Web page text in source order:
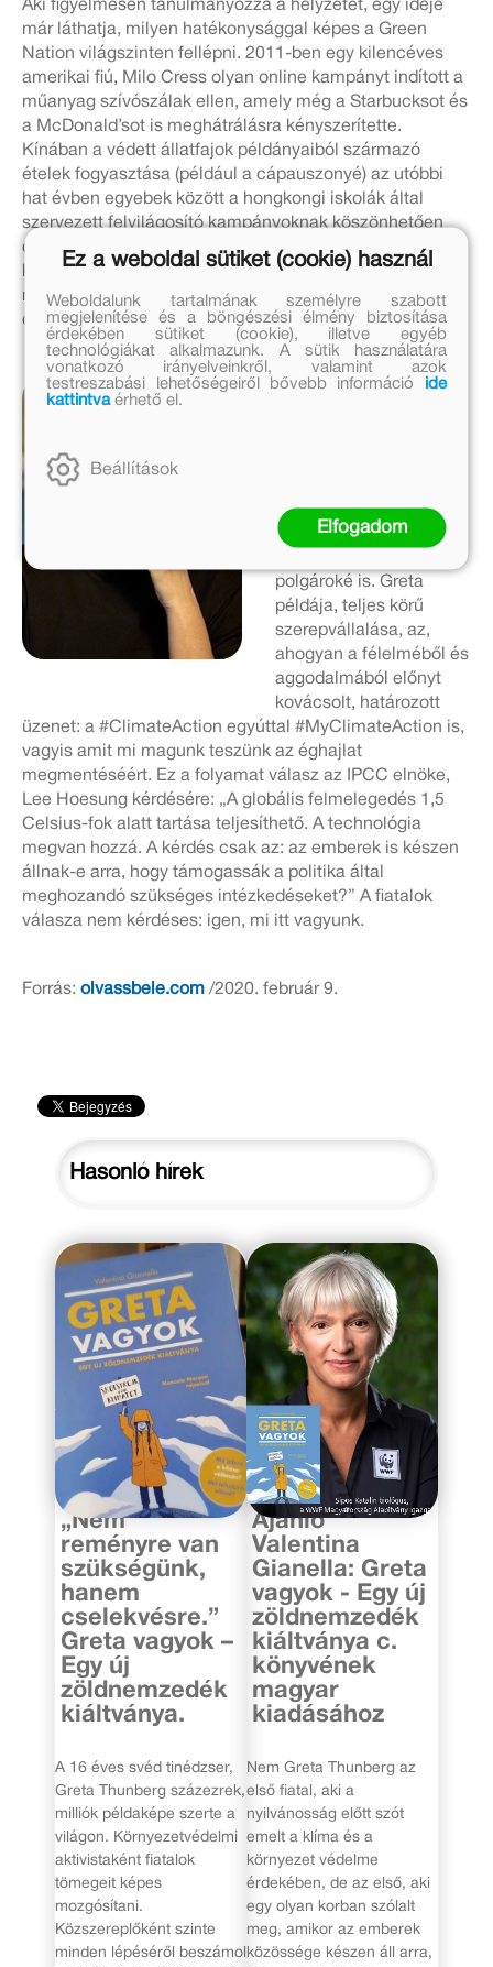
Aki figyelmesen tanulmányozza a helyzetet, egy ideje
már láthatja, milyen hatékonysággal képes a Green
Nation világszinten fellépni. 2011-ben egy kilencéves
amerikai fiú, Milo Cress olyan online kampányt indított a
műanyag szívószálak ellen, amely még a Starbucksot és
a McDonald’sot is meghátrálásra kényszerítette.
Kínában a védett állatfajok példányaiból származó
ételek fogyasztása (például a cápauszonyé) az utóbbi
hat évben egyebek között a hongkongi iskolák által
szervezett felvilágosító kampányoknak köszönhetően
csökkent drámai mértékben. „Amit a magunk szűkebb
környezetében megtehetünk, az mindig hasznos. Ha
mindannyian egyszerre cselekszünk, nagy
eredményeket érhetünk el” – emlékeztet Greta.
A Green Nation által
intézkedéseket kell
hozniuk, méghozzá
polgároké is. Greta
példája, teljes körű
szerepvállalása, az,
ahogyan a félelméből és
aggodalmából előnyt
kovácsolt, határozott
üzenet: a #ClimateAction egyúttal #MyClimateAction is,
vagyis amit mi magunk teszünk az éghajlat
megmentéséért. Ez a folyamat válasz az IPCC elnöke,
Lee Hoesung kérdésére: „A globális felmelegedés 1,5
Celsius-fok alatt tartása teljesíthető. A technológia
megvan hozzá. A kérdés csak az: az emberek is készen
állnak-e arra, hogy támogassák a politika által
meghozandó szükséges intézkedéseket?” A fiatalok
válasza nem kérdéses: igen, mi itt vagyunk.
Forrás: olvassbele.com /2020. február 9.
Hasonló hírek
2019. november 19.
„Nem
reményre van
szükségünk,
hanem
cselekvésre.”
Greta vagyok –
Egy új
zöldnemzedék
kiáltványa.
A 16 éves svéd tinédzser,
Greta Thunberg százezrek,
milliók példaképe szerte a
világon. Környezetvédelmi
aktivistaként fiatalok
tömegeit képes
mozgósítani.
Közszereplőként szinte
minden lépéséről beszámol
2019. október 31.
Ajánló
Valentina
Gianella: Greta
vagyok - Egy új
zöldnemzedék
kiáltványa c.
könyvének
magyar
kiadásához
Nem Greta Thunberg az
első fiatal, aki a
nyilvánosság előtt szót
emelt a klíma és a
környezet védelme
érdekében, de az első, aki
egy olyan korban szólalt
meg, amikor az emberek
közössége készen áll arra,
Ez a weboldal sütiket (cookie) használ
Weboldalunk tartalmának személyre szabott
megjelenítése és a böngészési élmény biztosítása
érdekében sütiket (cookie), illetve egyéb
technológiákat alkalmazunk. A sütik használatára
vonatkozó irányelveinkről, valamint azok
testreszabási lehetőségeiről bővebb információ
ide
kattintvaérhető el.
Beállítások
Elfogadom